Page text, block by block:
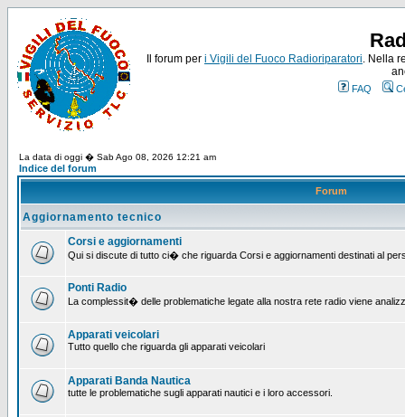
Il forum per i Vigili del Fuoco Radioriparatori. Nella
FAQ
La data di oggi � Sab Ago 08, 2026 12:21 am
Indice del forum
Forum
Aggiornamento tecnico
Corsi e aggiornamenti
Qui si discute di tutto ci� che riguarda Corsi e aggiornamenti destinati al
Ponti Radio
La complessit� delle problematiche legate alla nostra rete radio viene
Apparati veicolari
Tutto quello che riguarda gli apparati veicolari
Apparati Banda Nautica
tutte le problematiche sugli apparati nautici e i loro accessori.